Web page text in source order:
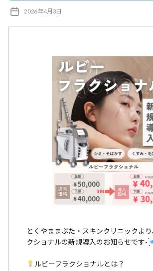
投
2026年4月3日
とくやままぶた・スキンクリニックより
クショナルの新規導入のお知らせです- ̗̀
ルビーフラクショナルとは？